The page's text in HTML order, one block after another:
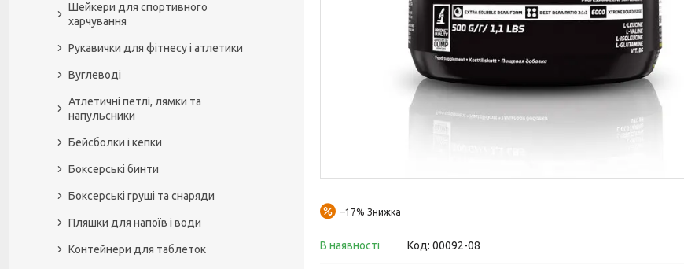
–17%
В наявності Код: 00092-08
Шейкери для спортивного
харчування
Рукавички для фітнесу і атлетики
Вуглеводі
Атлетичні петлі, лямки та
напульсники
Бейсболки і кепки
Боксерські бинти
Боксерські груші та снаряди
Пляшки для напоїв і води
Контейнери для таблеток